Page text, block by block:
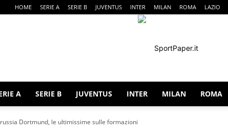
HOME SERIE A SERIE B JUVENTUS INTER MILAN ROMA LAZIO
A SERIE B JUVENTUS INTER MILAN ROMA
Dortmund, le ultimissime sulle formazioni